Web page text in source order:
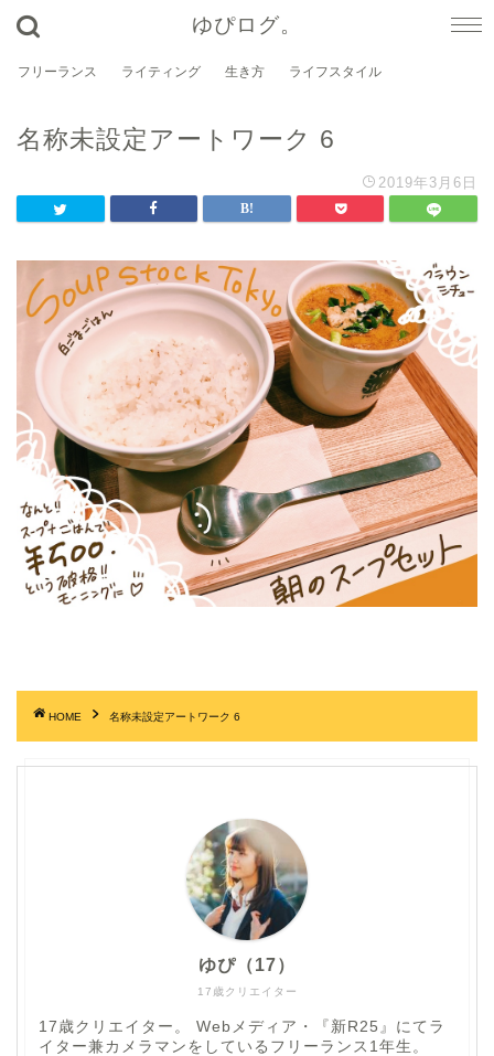
ゆぴログ。
フリーランス ライティング 生き方 ライフスタイル
名称未設定アートワーク 6
2019年3月6日
HOME 名称未設定アートワーク 6
17歳クリエイター
ゆぴ（17）
17歳クリエイター。 Webメディア・『新R25』にてラ
イター兼カメラマンをしているフリーランス1年生。